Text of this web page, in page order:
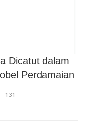
Dicatut dalam
Perdamaian
131